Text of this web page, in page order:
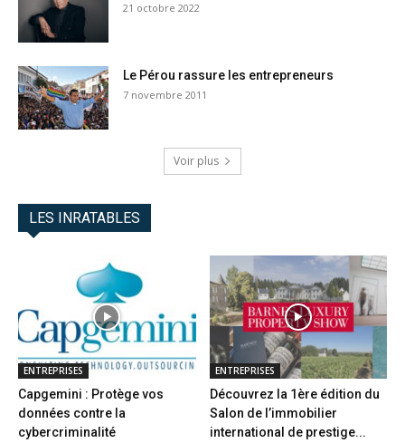
21 octobre 2022
Le Pérou rassure les entrepreneurs
7 novembre 2011
Voir plus
LES INRATABLES
ENTREPRISES
Capgemini : Protège vos
données contre la
cybercriminalité
ENTREPRISES
Découvrez la 1ère édition du
Salon de l’immobilier
international de prestige...